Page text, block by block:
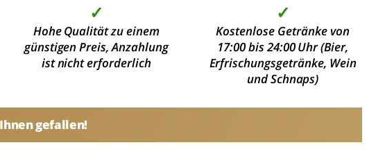
✓
Hohe Qualität zu einem
günstigen Preis, Anzahlung
ist nicht erforderlich
✓
Kostenlose Getränke von
17:00 bis 24:00 Uhr (Bier,
Erfrischungsgetränke, Wein
und Schnaps)
gefallen!